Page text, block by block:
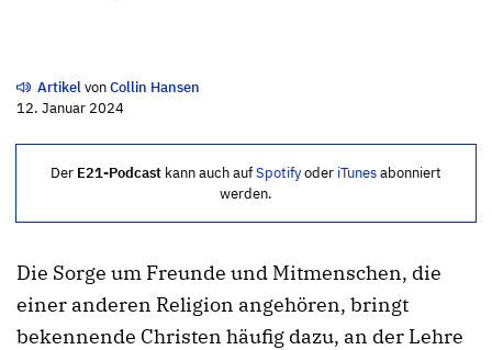
ArtikelvonCollin Hansen
12. Januar 2024
Der E21-Podcast kann auch aufSpotifyoder iTunesabonniert
werden.
Die Sorge um Freunde und Mitmenschen, die
einer anderen Religion angehören, bringt
bekennende Christen häufig dazu, an der Lehre